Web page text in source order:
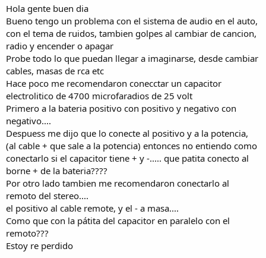
n
c
i
o
Hola gente buen dia
Bueno tengo un problema con el sistema de audio en el auto,
con el tema de ruidos, tambien golpes al cambiar de cancion,
radio y encender o apagar
Probe todo lo que puedan llegar a imaginarse, desde cambiar
cables, masas de rca etc
Hace poco me recomendaron conecctar un capacitor
electrolitico de 4700 microfaradios de 25 volt
Primero a la bateria positivo con positivo y negativo con
negativo....
Despuess me dijo que lo conecte al positivo y a la potencia,
(al cable + que sale a la potencia) entonces no entiendo como
conectarlo si el capacitor tiene + y -..... que patita conecto al
borne + de la bateria????
Por otro lado tambien me recomendaron conectarlo al
remoto del stereo....
el positivo al cable remote, y el - a masa....
Como que con la pátita del capacitor en paralelo con el
remoto???
Estoy re perdido